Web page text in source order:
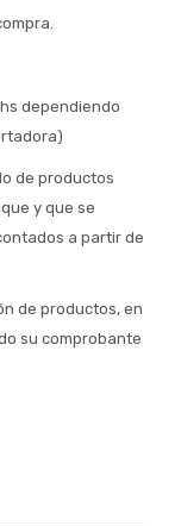
dependiendo
de productos
y que se
a partir de
de productos, en
su comprobante